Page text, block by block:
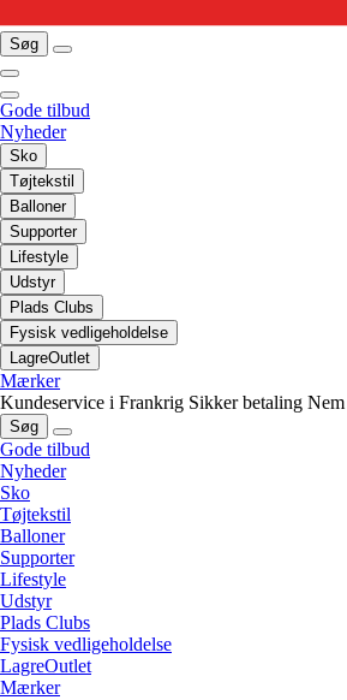
Søg
Gode tilbud
Nyheder
Sko
Tøjtekstil
Balloner
Supporter
Lifestyle
Udstyr
Plads Clubs
Fysisk vedligeholdelse
LagreOutlet
Mærker
Kundeservice i Frankrig Sikker betaling
Søg
Gode tilbud
Nyheder
Sko
Tøjtekstil
Balloner
Supporter
Lifestyle
Udstyr
Plads Clubs
Fysisk vedligeholdelse
LagreOutlet
Mærker